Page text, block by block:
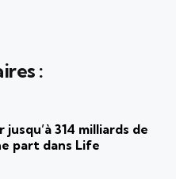
:
314 milliards de
part dans Life